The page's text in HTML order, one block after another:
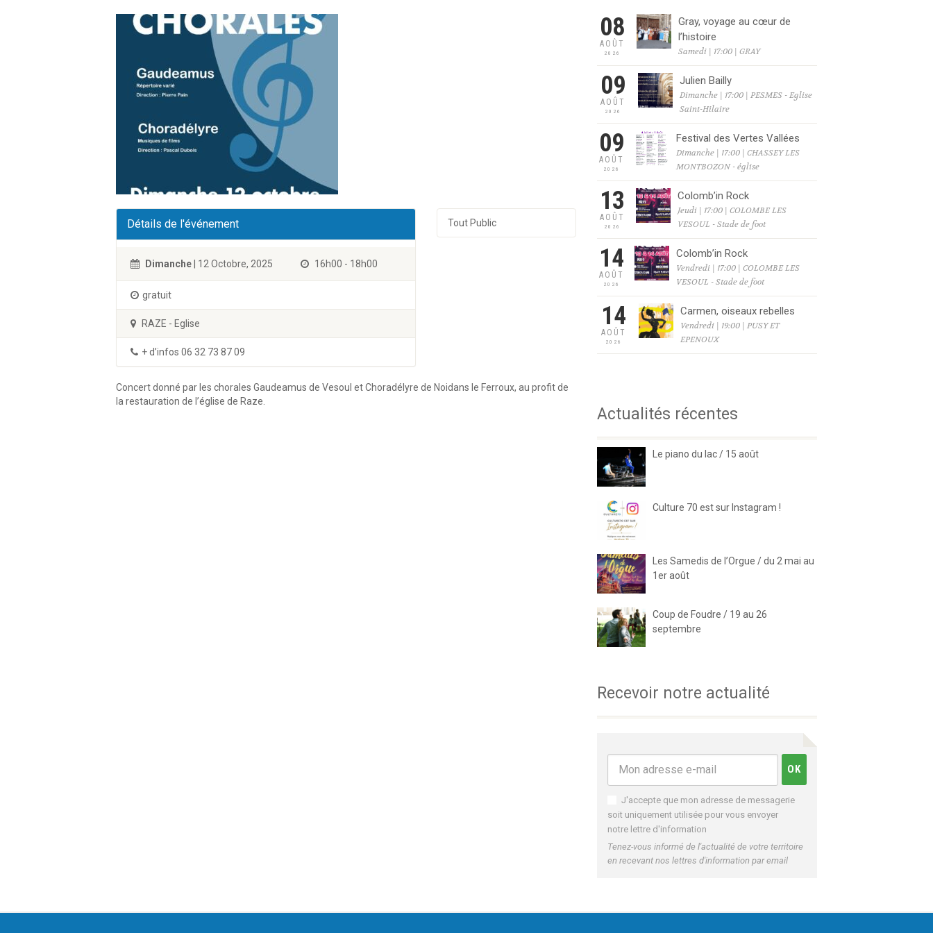
Détails de l'événement
Dimanche | 12 Octobre, 2025 16h00 - 18h00
gratuit
RAZE - Eglise
+ d’infos 06 32 73 87 09
Tout Public
Concert donné par les chorales Gaudeamus de Vesoul et Choradélyre de Noidans le Ferroux, au profit de
la restauration de l’église de Raze.
08
AOÛT
2026
Gray, voyage au cœur de
l’histoire
Samedi | 17:00 | GRAY
09
AOÛT
2026
Julien Bailly
Dimanche | 17:00 | PESMES - Eglise
Saint-Hilaire
09
AOÛT
2026
Festival des Vertes Vallées
Dimanche | 17:00 | CHASSEY LES
MONTBOZON - église
13
AOÛT
2026
Colomb’in Rock
Jeudi | 17:00 | COLOMBE LES
VESOUL - Stade de foot
14
AOÛT
2026
Colomb’in Rock
Vendredi | 17:00 | COLOMBE LES
VESOUL - Stade de foot
14
AOÛT
2026
Carmen, oiseaux rebelles
Vendredi | 19:00 | PUSY ET
EPENOUX
Actualités récentes
Le piano du lac / 15 août
Culture 70 est sur Instagram !
Les Samedis de l’Orgue / du 2 mai au
1er août
Coup de Foudre / 19 au 26
septembre
Recevoir notre actualité
J'accepte que mon adresse de messagerie
soit uniquement utilisée pour vous envoyer
notre lettre d'information
Tenez-vous informé de l'actualité de votre territoire
en recevant nos lettres d'information par email